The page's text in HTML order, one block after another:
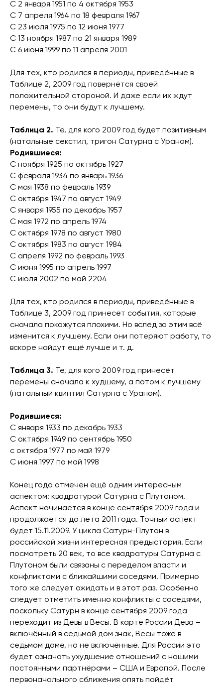
С 2 января 1951 по 4 октября 1953
С 7 апреля 1964 по 18 февраля 1967
С 23 июля 1975 по 12 июня 1977
С 13 ноября 1987 по 21 января 1989
С 6 июня 1999 по 11 апреля 2001
Для тех, кто родился в периоды, приведённые в
Таблице 2, 2009 год повернётся своей
положительной стороной. И даже если их ждут
перемены, то они будут к лучшему.
Таблица 2.
Те, для кого 2009 год будет позитивным
(натальные секстил, тригон Сатурна с Ураном).
Родившиеся:
С ноября 1925 по октябрь 1927
С февраля 1934 по январь 1936
С мая 1938 по февраль 1939
С октября 1947 по август 1949
С января 1955 по декабрь 1957
С мая 1972 по апрель 1974
С октября 1978 по август 1980
С октября 1983 по август 1984
С апреля 1992 по февраль 1993
С июня 1995 по апрель 1997
С июля 2002 по май 2204
Для тех, кто родился в периоды, приведённые в
Таблице 3, 2009 год принесёт события, которые
сначала покажутся плохими. Но вслед за этим всё
изменится к лучшему. Если они потеряют работу, то
вскоре найдут ещё лучше и т. д.
Таблица 3.
Те, для кого 2009 год принесёт
перемены сначала к худшему, а потом к лучшему
(натальный квинтил Сатурна с Ураном).
Родившиеся:
С января 1933 по декабрь 1933
С октября 1949 по сентябрь 1950
с октября 1977 по май 1979
С июня 1997 по май 1998
Конец года отмечен ещё одним интересным
аспектом: квадратурой Сатурна с Плутоном.
Аспект начинается в конце сентября 2009 года и
продолжается до лета 2011 года. Точный аспект
будет 15.11.2009. У цикла Сатурн-Плутон в
российской жизни интересная предыстория. Если
посмотреть 20 век, то все квадратуры Сатурна с
Плутоном были связаны с переделом власти и
конфликтами с ближайшими соседями. Примерно
того же следует ожидать и в этот раз. Особенно
следует отметить именно конфликты с соседями,
поскольку Сатурн в конце сентября 2009 года
переходит из Девы в Весы. В карте России Дева –
включённый в седьмой дом знак, Весы тоже в
седьмом доме, но не включённые. Для России это
будет означать ухудшение отношений с нашими
постоянными партнёрами – США и Европой. После
первоначального сближения опять пойдёт